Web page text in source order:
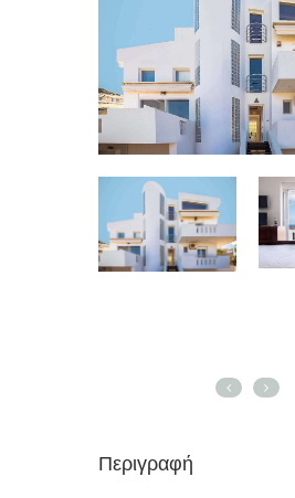
Περιγραφή